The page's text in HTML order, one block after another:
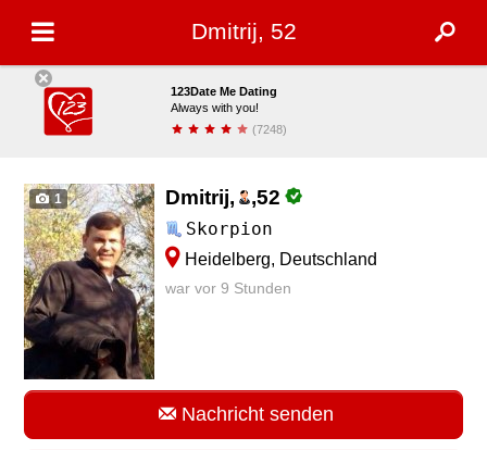
Dmitrij, 52
123Date Me Dating
Always with you!
(7248)
1
Dmitrij, ,52
Skorpion
Heidelberg, Deutschland
war vor 9 Stunden
Nachricht senden